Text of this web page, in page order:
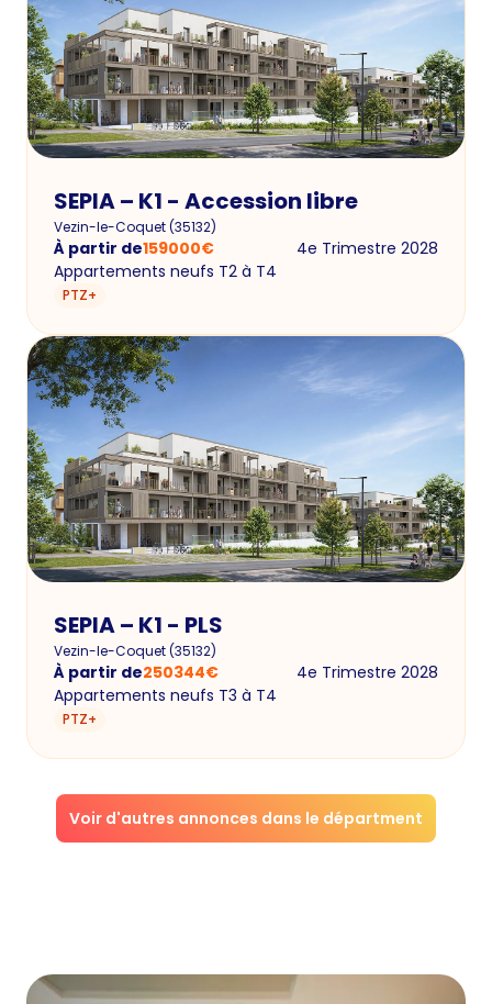
SEPIA – K1 - Accession libre
Vezin-le-Coquet(35132)
À partir de159000€
4e Trimestre 2028
Appartements neufs T2 à T4
PTZ+
SEPIA – K1 - PLS
Vezin-le-Coquet(35132)
À partir de250344€
4e Trimestre 2028
Appartements neufs T3 à T4
PTZ+
Voir d'autres annonces dans le départment